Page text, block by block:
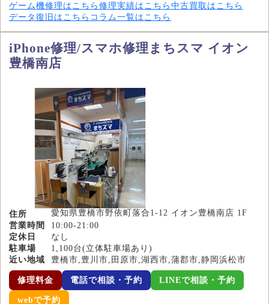
ゲーム機修理はこちら 修理実績はこちら 中古買取はこちら
データ復旧はこちら コラム一覧はこちら
iPhone修理/スマホ修理まちスマ イオン
豊橋南店
住所
愛知県豊橋市野依町落合1-12 イオン豊橋南店 1F
営業時間
10:00-21:00
定休日
なし
駐車場
1,100台(立体駐車場あり)
近い地域
豊橋市,豊川市,田原市,湖西市,蒲郡市,静岡浜松市
修理料金 電話で相談・予約 LINEで相談・予約
webで予約